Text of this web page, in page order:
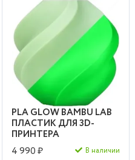
PLA GLOW BAMBU LAB
ПЛАСТИК ДЛЯ 3D-
ПРИНТЕРА
4 990 ₽
В наличии